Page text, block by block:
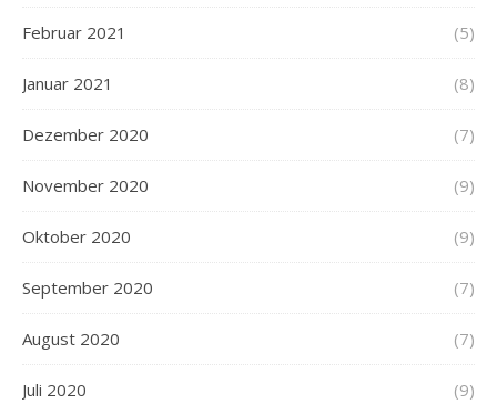
Februar 2021 (5)
Januar 2021 (8)
Dezember 2020 (7)
November 2020 (9)
Oktober 2020 (9)
September 2020 (7)
August 2020 (7)
Juli 2020 (9)